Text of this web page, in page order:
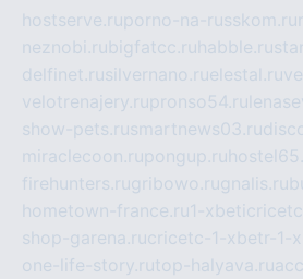
hostserve.ruporno-na-russkom.ru
neznobi.rubigfatcc.ru habble.ru
delfinet.rusilvernano.ruelestal.ru
velotrenajery.rupronso54.ru
show-pets.rusmartnews03.ru
miraclecoon.rupongup.ru
firehunters.rugribowo.rugnalis.ru
hometown-france.ru1-
shop-garena.rucricetc-1-xbetr-1-
one-life-story.rutop-halyava.ru